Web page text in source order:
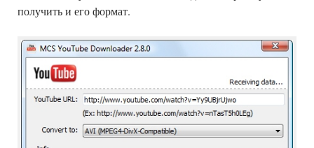
получить и его формат.